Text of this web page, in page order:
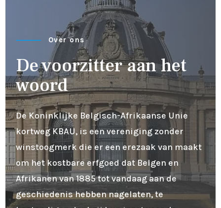
Over ons
De voorzitter aan het
woord
De Koninklijke Belgisch-Afrikaanse Unie
kortweg KBAU, is een vereniging zonder
winstoogmerk die er een erezaak van maakt
om het kostbare erfgoed dat Belgen en
Afrikanen van 1885 tot vandaag aan de
geschiedenis hebben nagelaten, te